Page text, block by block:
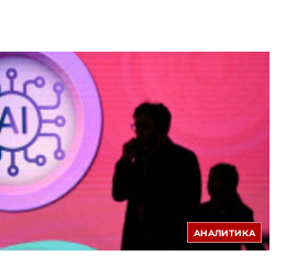
АНАЛИТИКА